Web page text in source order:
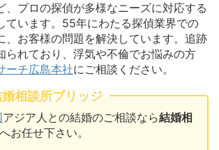
、プロの探偵が多様なニーズに対応する
ています。55年にわたる探偵業界での
、お客様の問題を解決しています。追跡
られており、浮気や不倫でお悩みの方
ーチ広島本社にご相談ください。
相談所ブリッジ
アジア人との結婚のご相談なら結婚相
へお任せ下さい。